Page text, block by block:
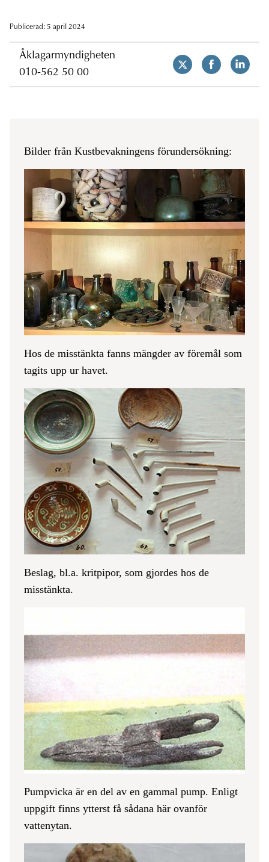
Publicerad: 5 april 2024
Åklagarmyndigheten
010-562 50 00
Bilder från Kustbevakningens förundersökning:
Hos de misstänkta fanns mängder av föremål som
tagits upp ur havet.
Beslag, bl.a. kritpipor, som gjordes hos de
misstänkta.
Pumpvicka är en del av en gammal pump. Enligt
uppgift finns ytterst få sådana här ovanför
vattenytan.